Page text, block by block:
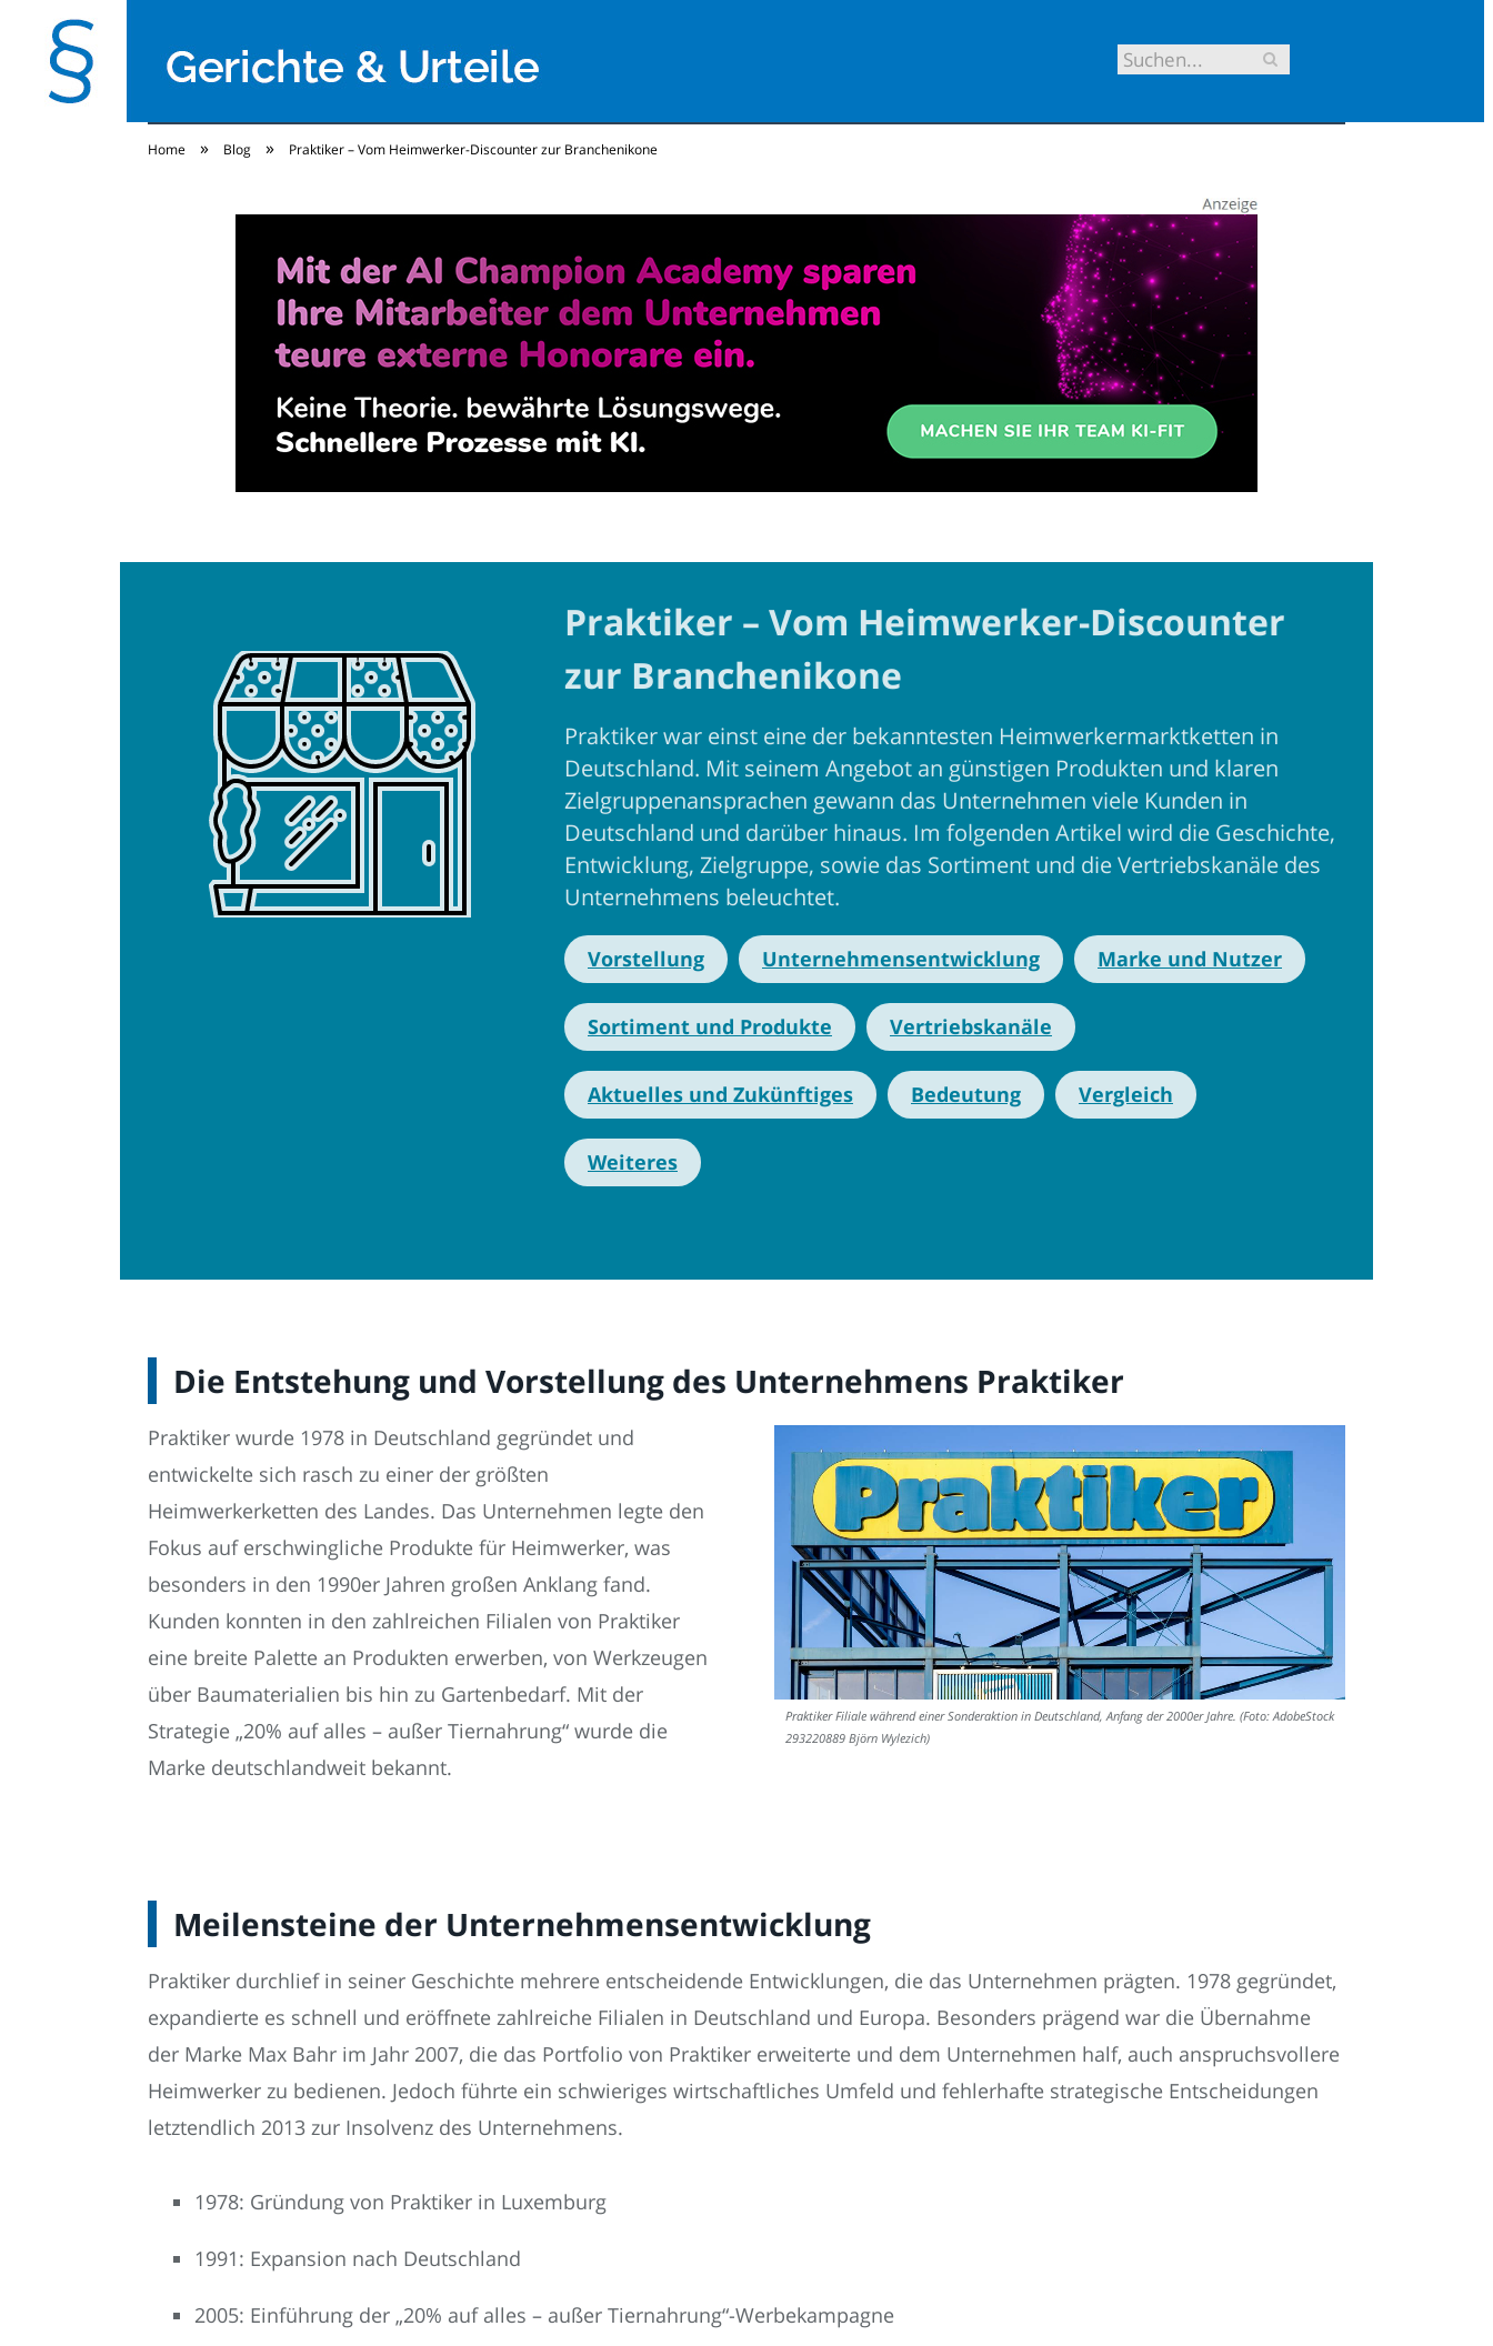
Home » Blog » Praktiker – Vom Heimwerker-Discounter zur Branchenikone
Praktiker – Vom Heimwerker-Discounter
zur Branchenikone
Praktiker war einst eine der bekanntesten Heimwerkermarktketten in
Deutschland. Mit seinem Angebot an günstigen Produkten und klaren
Zielgruppenansprachen gewann das Unternehmen viele Kunden in
Deutschland und darüber hinaus. Im folgenden Artikel wird die Geschichte,
Entwicklung, Zielgruppe, sowie das Sortiment und die Vertriebskanäle des
Unternehmens beleuchtet.
Vorstellung Unternehmensentwicklung Marke und Nutzer
Sortiment und Produkte Vertriebskanäle
Aktuelles und Zukünftiges Bedeutung Vergleich
Weiteres
Die Entstehung und Vorstellung des Unternehmens Praktiker
Praktiker wurde 1978 in Deutschland gegründet und
entwickelte sich rasch zu einer der größten
Heimwerkerketten des Landes. Das Unternehmen legte den
Fokus auf erschwingliche Produkte für Heimwerker, was
besonders in den 1990er Jahren großen Anklang fand.
Kunden konnten in den zahlreichen Filialen von Praktiker
eine breite Palette an Produkten erwerben, von Werkzeugen
über Baumaterialien bis hin zu Gartenbedarf. Mit der
Strategie „20% auf alles – außer Tiernahrung“ wurde die
Marke deutschlandweit bekannt.
Praktiker Filiale während einer Sonderaktion in Deutschland, Anfang der 2000er Jahre. (Foto: AdobeStock
293220889 Björn Wylezich)
Meilensteine der Unternehmensentwicklung
Praktiker durchlief in seiner Geschichte mehrere entscheidende Entwicklungen, die das Unternehmen prägten. 1978 gegründet,
expandierte es schnell und eröffnete zahlreiche Filialen in Deutschland und Europa. Besonders prägend war die Übernahme
der Marke Max Bahr im Jahr 2007, die das Portfolio von Praktiker erweiterte und dem Unternehmen half, auch anspruchsvollere
Heimwerker zu bedienen. Jedoch führte ein schwieriges wirtschaftliches Umfeld und fehlerhafte strategische Entscheidungen
letztendlich 2013 zur Insolvenz des Unternehmens.
1978: Gründung von Praktiker in Luxemburg
1991: Expansion nach Deutschland
2005: Einführung der „20% auf alles – außer Tiernahrung“-Werbekampagne